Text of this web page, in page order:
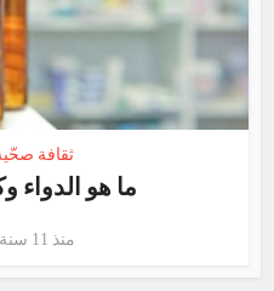
ثقافة
ما هو الدواء
منذ 11 سنة